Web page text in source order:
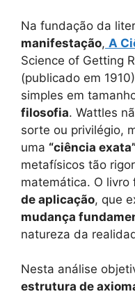
Na fundação da
manifestação, A
Science of Getting
(publicado em
simples em
filosofia. Wattles
sorte ou privilégio,
uma “ciência
metafísicos tão
matemática. O livro
de aplicação, que
mudança
natureza da
Nesta análise
estrutura de